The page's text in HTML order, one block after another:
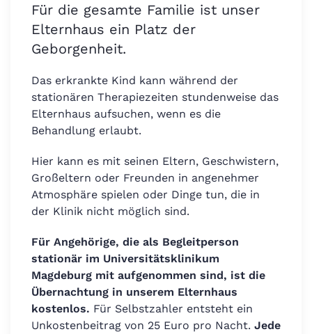
Für die gesamte Familie ist unser
Elternhaus ein Platz der
Geborgenheit.
Das erkrankte Kind kann während der
stationären Therapiezeiten stundenweise das
Elternhaus aufsuchen, wenn es die
Behandlung erlaubt.
Hier kann es mit seinen Eltern, Geschwistern,
Großeltern oder Freunden in angenehmer
Atmosphäre spielen oder Dinge tun, die in
der Klinik nicht möglich sind.
Für Angehörige, die als Begleitperson
stationär im Universitätsklinikum
Magdeburg mit aufgenommen sind, ist die
Übernachtung in unserem Elternhaus
kostenlos. Für Selbstzahler entsteht ein
Unkostenbeitrag von 25 Euro pro Nacht. Jede